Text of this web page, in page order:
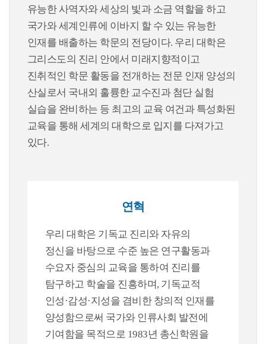
유능한 사역자와 세상의 빛과 소금 역할을 하고
국가와 세계인류에 이바지 할 수 있는 유능한
인재를 배출하는 학문의 전당이다. 우리 대학은
그리스도의 진리 안에서 미래지향적이고
진취적인 학문 활동을 전개하는 전문 인재 양성의
산실로서 국내외 훌륭한 교수진과 첨단 실험
실습을 완비하는 등 최고의 교육 여건과 특성화된
교육을 통해 세계의 대학으로 입지를 다져가고
있다.
연혁
우리 대학은 기독교 진리와 자유의
정신을 바탕으로 수준 높은 연구활동과
수요자 중심의 교육을 통하여 진리를
탐구하고 학술을 진흥하며, 기독교적
인성·감성·지성을 겸비한 창의적 인재를
양성함으로써 국가와 인류사회 발전에
기여함을 목적으로 1983년 총신학원을